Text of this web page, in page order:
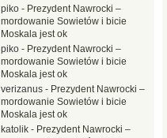
piko - Prezydent Nawrocki –
mordowanie Sowietów i bicie
Moskala jest ok
piko - Prezydent Nawrocki –
mordowanie Sowietów i bicie
Moskala jest ok
verizanus - Prezydent Nawrocki –
mordowanie Sowietów i bicie
Moskala jest ok
katolik - Prezydent Nawrocki –